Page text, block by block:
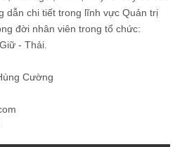
dẫn chi tiết trong lĩnh vực Quản trị
đời nhân viên trong tổ chức:
- Thải.
Cường